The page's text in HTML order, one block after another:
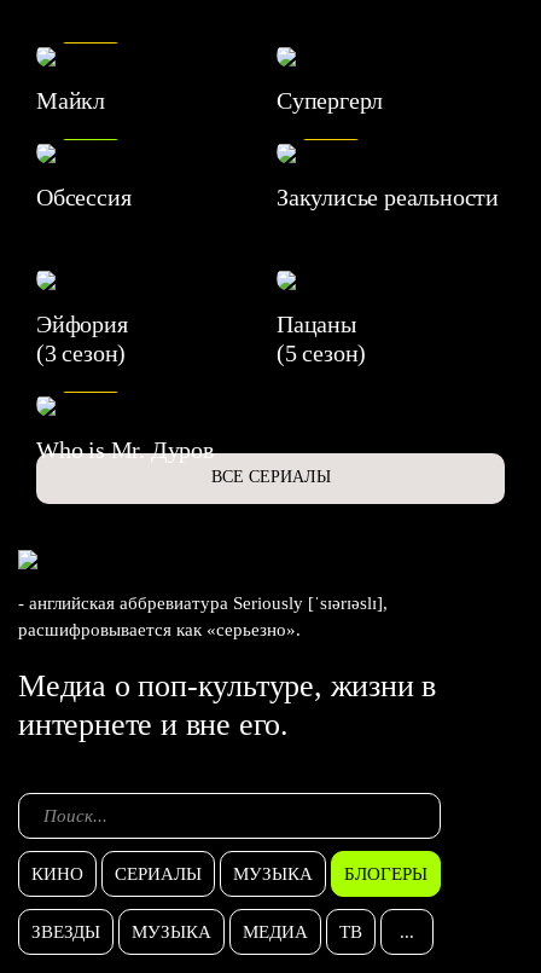
Майкл Супергерл
Обсессия
7.1
Закулисье реальности
Эйфория
(3 сезон)
Пацаны
(5 сезон)
Who is Mr. Дуров
ВСЕ СЕРИАЛЫ
- английская аббревиатура Seriously [ˈsɪərɪəslɪ],
расшифровывается как «серьезно».
Медиа о поп-культуре, жизни в
интернете и вне его.
КИНО СЕРИАЛЫ МУЗЫКА БЛОГЕРЫ
ЗВЕЗДЫ МУЗЫКА МЕДИА ТВ ...